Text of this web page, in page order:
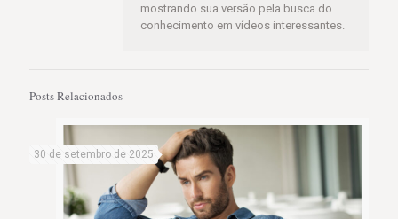
mostrando sua versão pela busca do
conhecimento em vídeos interessantes.
Posts Relacionados
30 de setembro de 2025